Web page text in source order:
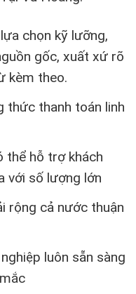
chọn kỹ lưỡng,
gốc, xuất xứ rõ
kèm theo.
thức thanh toán linh
thể hỗ trợ khách
với số lượng lớn
rộng cả nước thuận
luôn sẵn sàng